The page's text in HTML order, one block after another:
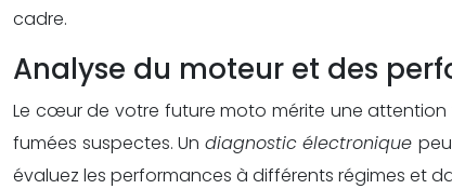
cadre.
Analyse du moteur et des
Le cœur de votre future moto mérite une attention
fumées suspectes. Un diagnostic électronique
évaluez les performances à différents régimes et